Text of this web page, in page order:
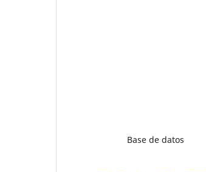
Base de datos